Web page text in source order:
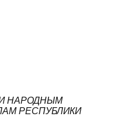
НАРОДНЫМ
РЕСПУБЛИКИ